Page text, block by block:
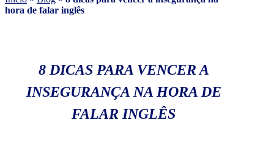
hora de falar inglês
8 DICAS PARA VENCER A
INSEGURANÇA NA HORA DE
FALAR INGLÊS